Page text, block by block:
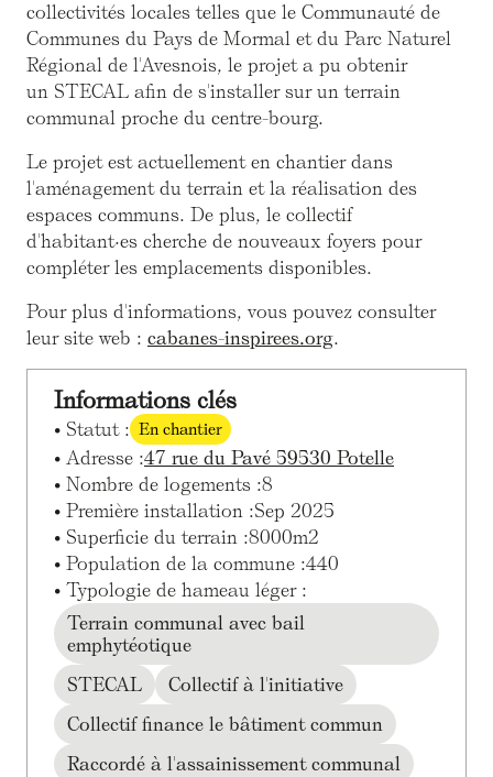
collectivités locales telles que le Communauté de
Communes du Pays de Mormal et du Parc Naturel
Régional de l'Avesnois, le projet a pu obtenir
un STECAL afin de s'installer sur un terrain
communal proche du centre-bourg.
Le projet est actuellement en chantier dans
l'aménagement du terrain et la réalisation des
espaces communs. De plus, le collectif
d'habitant·es cherche de nouveaux foyers pour
compléter les emplacements disponibles.
Pour plus d'informations, vous pouvez consulter
leur site web : cabanes-inspirees.org.
Informations clés
• Statut : En chantier
• Adresse :47 rue du Pavé 59530 Potelle
• Nombre de logements :8
• Première installation :Sep 2025
• Superficie du terrain :8000m2
• Population de la commune :440
• Typologie de hameau léger :
Terrain communal avec bail
emphytéotique
STECAL
Collectif à l'initiative
Collectif finance le bâtiment commun
Raccordé à l'assainissement communal